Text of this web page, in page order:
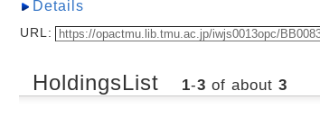
Details
URL:
HoldingsList 1-3 of about 3